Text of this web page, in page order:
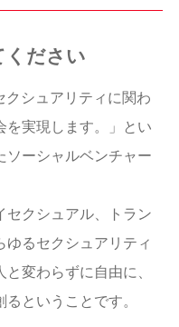
ください
シュアリティに関わ
を実現します。」とい
ソーシャルベンチャー
セクシュアル、トラン
ゆるセクシュアリティ
変わらずに自由に、
ということです。